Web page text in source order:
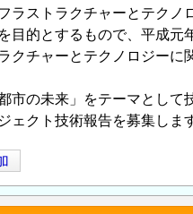
ラストラクチャーとテク
目的とするもので、平成元
クチャーとテクノロジー
市の未来」をテーマとして
ェクト技術報告を募集しま